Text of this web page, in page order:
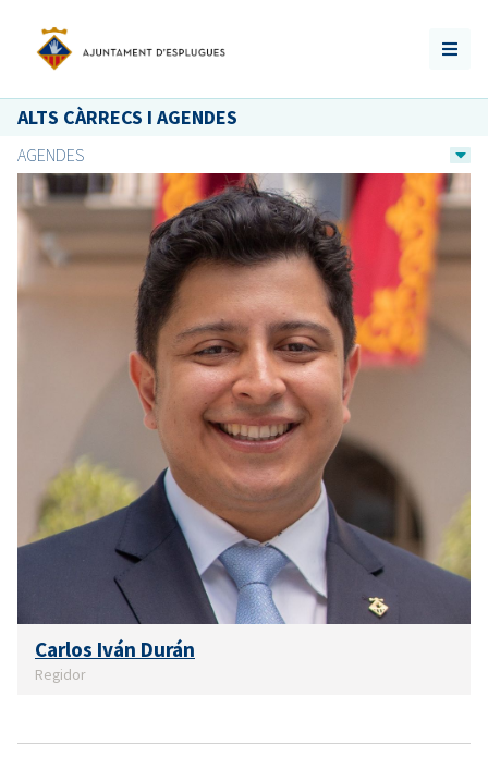
ALTS CÀRRECS I AGENDES
AGENDES
Carlos Iván Durán
Regidor